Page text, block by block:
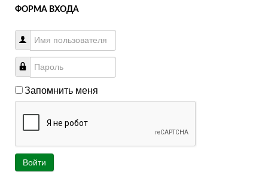
ФОРМА ВХОДА
Запомнить меня
Войти